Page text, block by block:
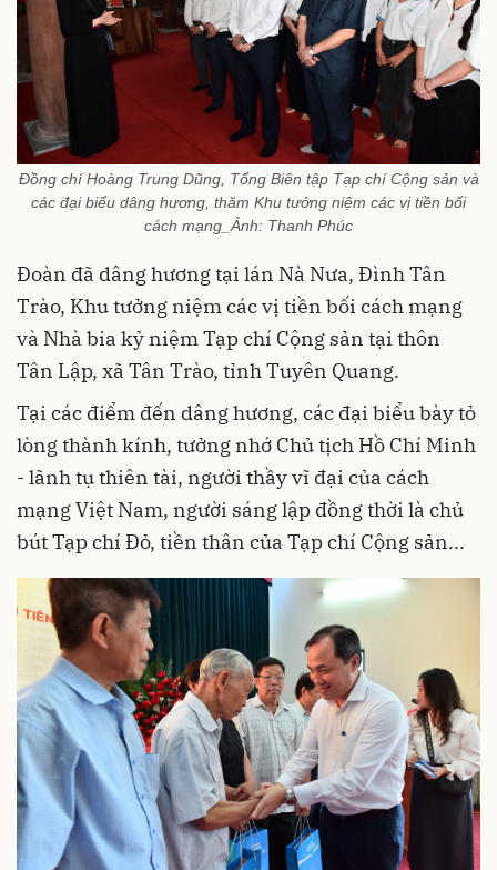
Đồng chí Hoàng Trung Dũng, Tổng Biên tập Tạp chí Cộng sản và
các đại biểu dâng hương, thăm Khu tưởng niệm các vị tiền bối
cách mạng_Ảnh: Thanh Phúc
Đoàn đã dâng hương tại lán Nà Nưa, Đình Tân
Trào, Khu tưởng niệm các vị tiền bối cách mạng
và Nhà bia kỷ niệm Tạp chí Cộng sản tại thôn
Tân Lập, xã Tân Trào, tỉnh Tuyên Quang.
Tại các điểm đến dâng hương, các đại biểu bày tỏ
lòng thành kính, tưởng nhớ Chủ tịch Hồ Chí Minh
- lãnh tụ thiên tài, người thầy vĩ đại của cách
mạng Việt Nam, người sáng lập đồng thời là chủ
bút Tạp chí Đỏ, tiền thân của Tạp chí Cộng sản...